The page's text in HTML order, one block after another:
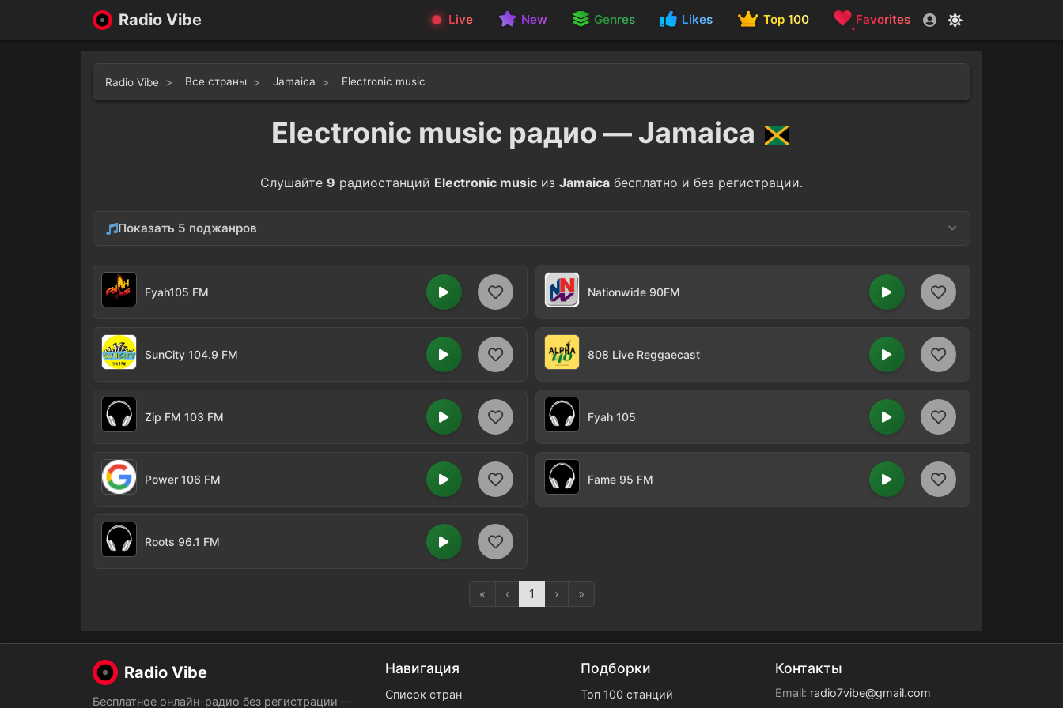
Radio Vibe Live New Genres Likes Top 100 Favorites
Radio Vibe Все страны Jamaica Electronic music
Electronic music радио — Jamaica
Слушайте 9 радиостанций Electronic music из Jamaica бесплатно и без регистрации.
Показать 5 поджанров
Hip-Hop Dance
Reggaeton
Fyah105 FM Nationwide 90FM
SunCity 104.9 FM 808 Live Reggaecast
Zip FM 103 FM Fyah 105
Power 106 FM Fame 95 FM
Roots 96.1 FM
« ‹ 1 › »
Radio Vibe
Бесплатное онлайн-радио без регистрации —
Навигация
Список стран
Подборки
Топ 100 станций
Контакты
Email: radio7vibe@gmail.com